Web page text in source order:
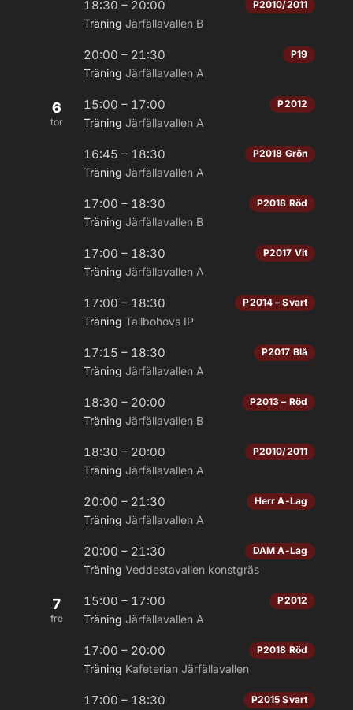
18:30 – 20:00 P2010/2011
Träning Järfällavallen B
20:00 – 21:30 P19
Träning Järfällavallen A
6
tor
15:00 – 17:00 P2012
Träning Järfällavallen A
16:45 – 18:30 P2018 Grön
Träning Järfällavallen A
17:00 – 18:30 P2018 Röd
Träning Järfällavallen B
17:00 – 18:30 P2017 Vit
Träning Järfällavallen A
17:00 – 18:30 P2014 – Svart
Träning Tallbohovs IP
17:15 – 18:30 P2017 Blå
Träning Järfällavallen A
18:30 – 20:00 P2013 – Röd
Träning Järfällavallen B
18:30 – 20:00 P2010/2011
Träning Järfällavallen A
20:00 – 21:30 Herr A-Lag
Träning Järfällavallen A
20:00 – 21:30 DAM A-Lag
Träning Veddestavallen konstgräs
7
fre
15:00 – 17:00 P2012
Träning Järfällavallen A
17:00 – 20:00 P2018 Röd
Träning Kafeterian Järfällavallen
17:00 – 18:30 P2015 Svart